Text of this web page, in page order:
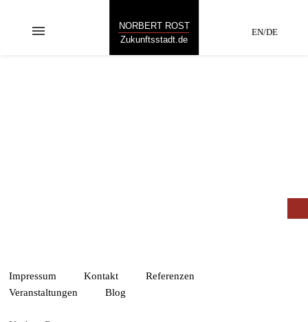
menu
Zukunftsstadt.de
NORBERT ROST
EN/DE
Impressum Kontakt
Referenzen
Veranstaltungen
Blog